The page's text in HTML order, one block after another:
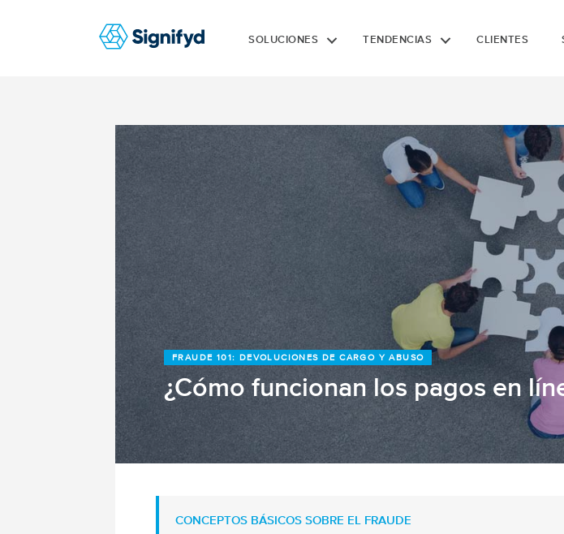
SOLUCIONES TENDENCIAS CLIENTES
FRAUDE 101: DEVOLUCIONES DE CARGO Y ABUSO
¿Cómo funcionan los pagos en
CONCEPTOS BÁSICOS SOBRE EL FRAUDE